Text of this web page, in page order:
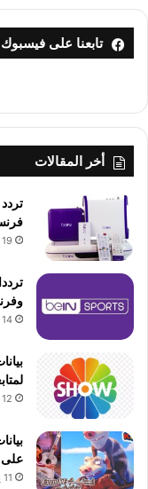
تابعنا على فيسبوك
أخر المقالات
19 يوليو، 2026
14 يوليو، 2026
12 يوليو، 2026
على
11 يوليو، 2026